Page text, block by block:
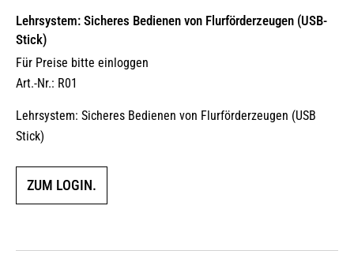
Lehrsystem: Sicheres Bedienen von Flurförderzeugen (USB-
Stick)
Für Preise bitte einloggen
Art.-Nr.: R01
Lehrsystem: Sicheres Bedienen von Flurförderzeugen (USB
Stick)
ZUM LOGIN.